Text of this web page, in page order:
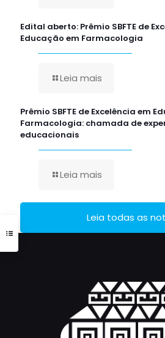
Edital aberto: Prêmio SBFTE de
Educação em Farmacologia
Leia mais
Prêmio SBFTE de Excelência em
Farmacologia: chamada de
educacionais
Leia mais
Leia todas as